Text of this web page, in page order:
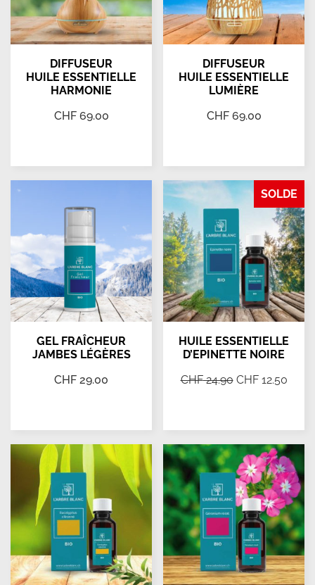
DIFFUSEUR
HUILE ESSENTIELLE
HARMONIE
CHF69.00
DIFFUSEUR
HUILE ESSENTIELLE
LUMIÈRE
CHF69.00
GEL FRAÎCHEUR
JAMBES LÉGÈRES
CHF 29.00
SOLDE
HUILE ESSENTIELLE
D’EPINETTE NOIRE
CHF24.90 CHF12.50